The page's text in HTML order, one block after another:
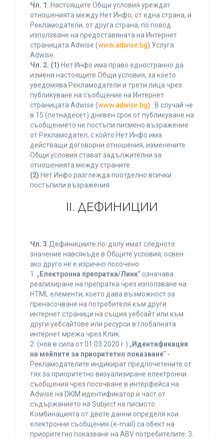
Чл. 1. Настоящите Общи условия уреждат
отношенията между Нет Инфо, от една страна, и
Рекламодатели, от друга страна, по повод
използване на предоставяната на Интернет
страницата Adwise (www.adwise.bg) Услуга
Adwise.
Чл. 2. (1) Нет Инфо има право едностранно да
изменя настоящите Общи условия, за което
уведомява Рекламодатели и трети лица чрез
публикуване на съобщение на Интернет
страницата Adwise (www.adwise.bg) . В случай че
в 15 (петнадесет) дневен срок от публикуване на
съобщението не постъпи писмено възражение
от Рекламодател, с който Нет Инфо има
действащи договорни отношения, изменените
Общи условия стават задължителни за
отношенията между страните.
(2) Нет Инфо разглежда поотделно всички
постъпили възражения.
ІІ. ДЕФИНИЦИИ
Чл. 3.Дефинициите по-долу имат следното
значение навсякъде в Общите условия, освен
ако друго не е изрично посочено:
1. „ Електронна препратка/Линк” означава
реализиране на препратка чрез използване на
HTML елементи, което дава възможност за
пренасочване на потребителя към други
интернет страници на същия уебсайт или към
други уебсайтове или ресурси в глобалната
интернет мрежа чрез Клик.
2. (нов в сила от 01.03.2020 г.) „ Идентификация
на мейлите за приоритетно показване“ -
Рекламодателите индикират предпочетените от
тях за приоритетно визуализиране електронни
съобщения чрез посочване в интерфейса на
Adwise на DKIM идентификатор и част от
съдържанието на Subject на писмото.
Комбинацията от двете данни определя кои
електронни съобщения (e-mail) са обект на
приоритетно показване на ABV потребителите. 3.